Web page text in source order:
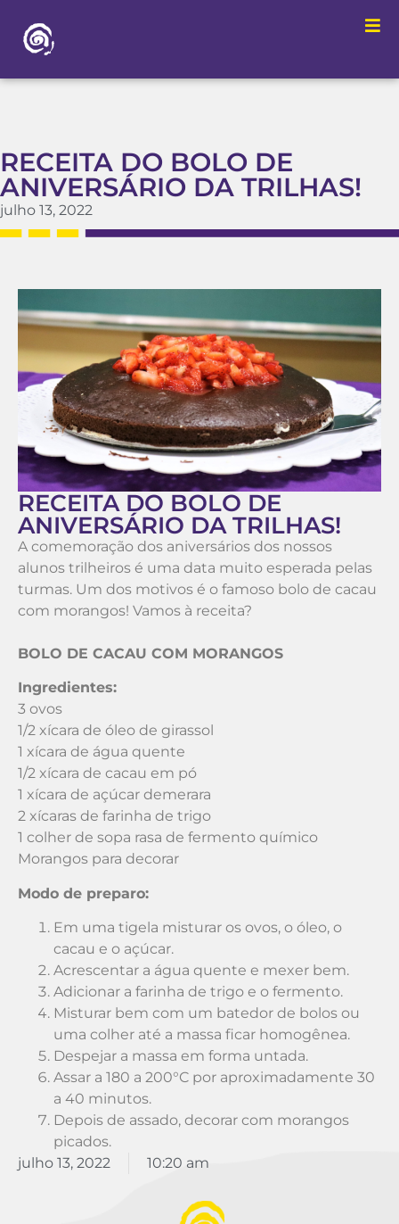
RECEITA DO BOLO DE
ANIVERSÁRIO DA TRILHAS!
julho 13, 2022
RECEITA DO BOLO DE
ANIVERSÁRIO DA TRILHAS!
A comemoração dos aniversários dos nossos
alunos trilheiros é uma data muito esperada pelas
turmas. Um dos motivos é o famoso bolo de cacau
com morangos! Vamos à receita?
BOLO DE CACAU COM MORANGOS
Ingredientes:
3 ovos
1/2 xícara de óleo de girassol
1 xícara de água quente
1/2 xícara de cacau em pó
1 xícara de açúcar demerara
2 xícaras de farinha de trigo
1 colher de sopa rasa de fermento químico
Morangos para decorar
Modo de preparo:
Em uma tigela misturar os ovos, o óleo, o
cacau e o açúcar.
Acrescentar a água quente e mexer bem.
Adicionar a farinha de trigo e o fermento.
Misturar bem com um batedor de bolos ou
uma colher até a massa ficar homogênea.
Despejar a massa em forma untada.
Assar a 180 a 200°C por aproximadamente 30
a 40 minutos.
Depois de assado, decorar com morangos
picados.
julho 13, 2022
10:20 am